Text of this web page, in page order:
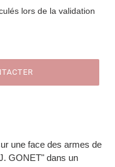
lors de la validation
une face des armes de
GONET" dans un